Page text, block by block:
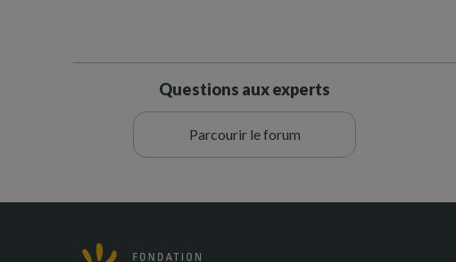
Questions aux experts
Parcourir le forum